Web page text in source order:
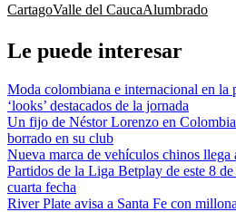
CartagoValle del CaucaAlumbrado
Le puede interesar
Moda colombiana e internacional en la
‘looks’ destacados de la jornada
Un fijo de Néstor Lorenzo en
borrado en su club
Nueva marca de vehículos chinos llega
Partidos de la Liga Betplay de este 8
cuarta fecha
River Plate avisa a Santa Fe con